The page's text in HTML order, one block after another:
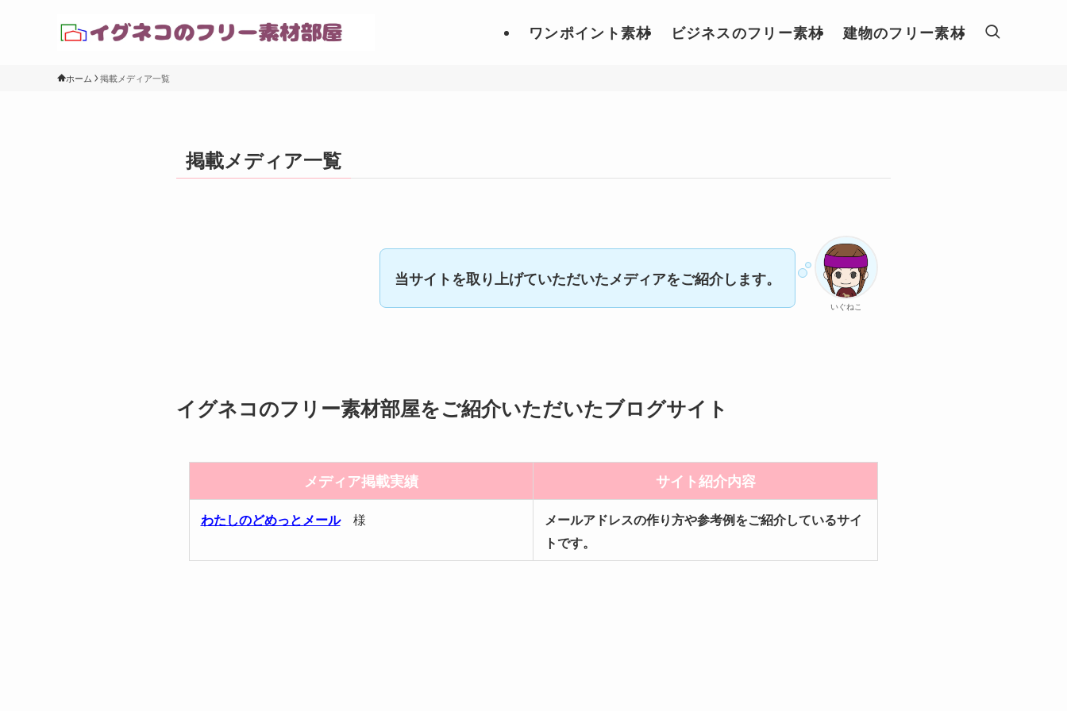
ワンポイント素材 ビジネスのフリー素材 建物のフリー素材
ホーム 掲載メディア一覧
掲載メディア一覧
いぐねこ
当サイトを取り上げていただいたメディアをご紹介します。
イグネコのフリー素材部屋をご紹介いただいたブログサイト
メディア掲載実績 サイト紹介内容
わたしのどめっとメール様
メールアドレスの作り方や参考例をご紹介しているサイ
トです。